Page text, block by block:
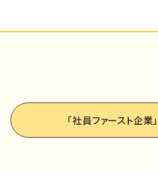
「社員ファースト企業」